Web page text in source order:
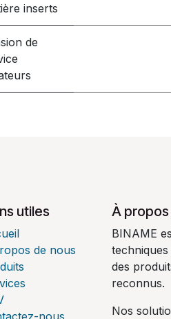
inserts
de
utiles
de nous
nous
À
BINAME
des
reconnus.
Nos